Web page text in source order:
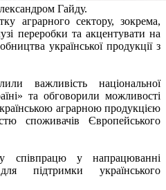
Гайду.
аграрного сектору, зокрема,
переробки та акцентувати на
української продукції з
важливість національної
та обговорили можливості
аграрною продукцією
споживачів Європейського
співпрацю у напрацюванні
підтримки українського